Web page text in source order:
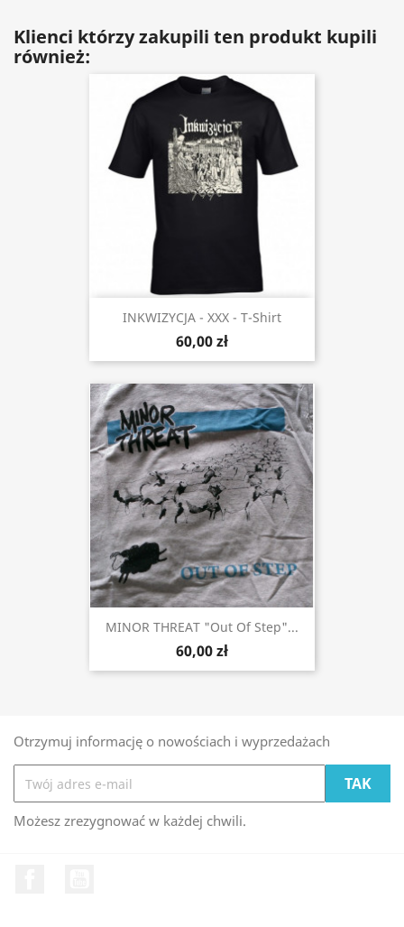
Klienci którzy zakupili ten produkt kupili
również:
INKWIZYCJA - XXX - T-Shirt
60,00 zł
MINOR THREAT "Out Of Step"...
60,00 zł
Otrzymuj informację o nowościach i wyprzedażach
Możesz zrezygnować w każdej chwili.